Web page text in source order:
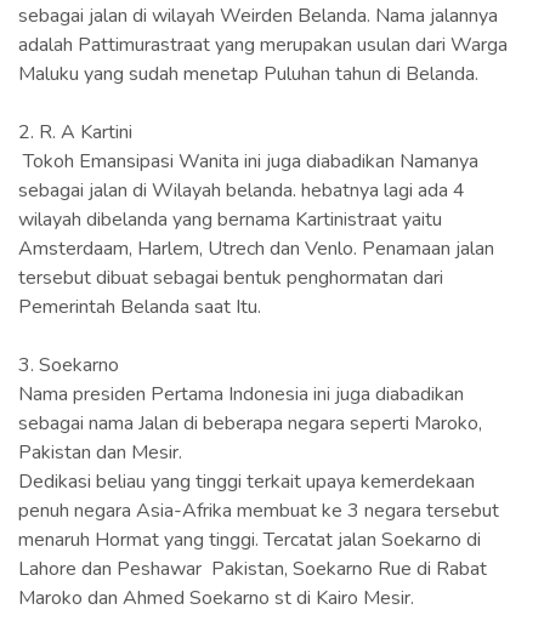
sebagai jalan di wilayah Weirden Belanda. Nama jalannya
adalah Pattimurastraat yang merupakan usulan dari Warga
Maluku yang sudah menetap Puluhan tahun di Belanda.
2. R. A Kartini
Tokoh Emansipasi Wanita ini juga diabadikan Namanya
sebagai jalan di Wilayah belanda. hebatnya lagi ada 4
wilayah dibelanda yang bernama Kartinistraat yaitu
Amsterdaam, Harlem, Utrech dan Venlo. Penamaan jalan
tersebut dibuat sebagai bentuk penghormatan dari
Pemerintah Belanda saat Itu.
3. Soekarno
Nama presiden Pertama Indonesia ini juga diabadikan
sebagai nama Jalan di beberapa negara seperti Maroko,
Pakistan dan Mesir.
Dedikasi beliau yang tinggi terkait upaya kemerdekaan
penuh negara Asia-Afrika membuat ke 3 negara tersebut
menaruh Hormat yang tinggi. Tercatat jalan Soekarno di
Lahore dan Peshawar Pakistan, Soekarno Rue di Rabat
Maroko dan Ahmed Soekarno st di Kairo Mesir.